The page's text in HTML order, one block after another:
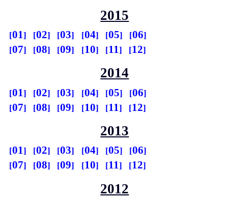
2015
01 02 03 04 05
06
07
08 09 10 11 12
2014
01 02 03 04 05
06
07
08 09 10 11 12
2013
01 02 03 04 05
06
07
08 09 10 11 12
2012